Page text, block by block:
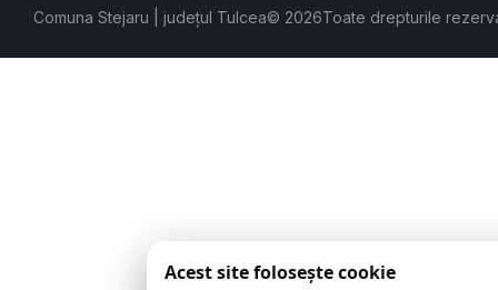
Comuna Stejaru | județul Tulcea© 2026Toate drepturile
Acest site folosește cookie